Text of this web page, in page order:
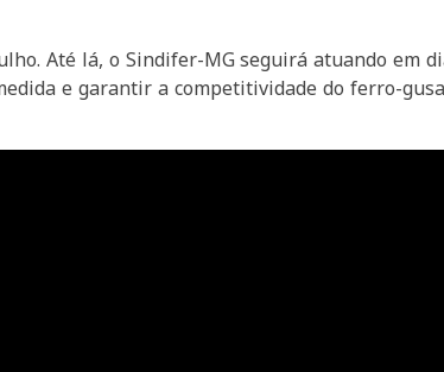
Até lá, o Sindifer-MG seguirá atuando em
e garantir a competitividade do ferro-